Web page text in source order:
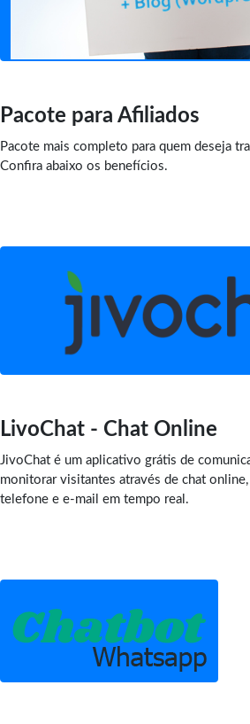
Pacote para Afiliados
Pacote mais completo para quem deseja
Confira abaixo os benefícios.
LivoChat - Chat Online
JivoChat é um aplicativo grátis de
monitorar visitantes através de chat online,
telefone e e-mail em tempo real.